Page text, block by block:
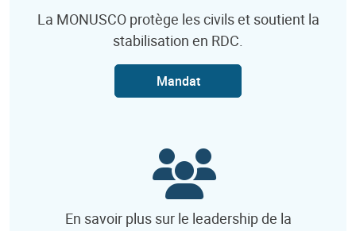
La MONUSCO protège les civils et soutient la
stabilisation en RDC.
Mandat
En savoir plus sur le leadership de la